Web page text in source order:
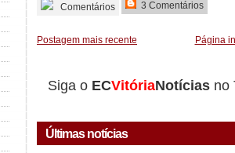
Comentários 3 Comentários
Postagem mais recente Página
Siga o ECVitóriaNotícias no
Últimas notícias